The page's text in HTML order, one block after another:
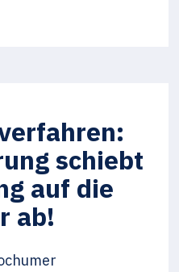
schiebt
auf die
ab!